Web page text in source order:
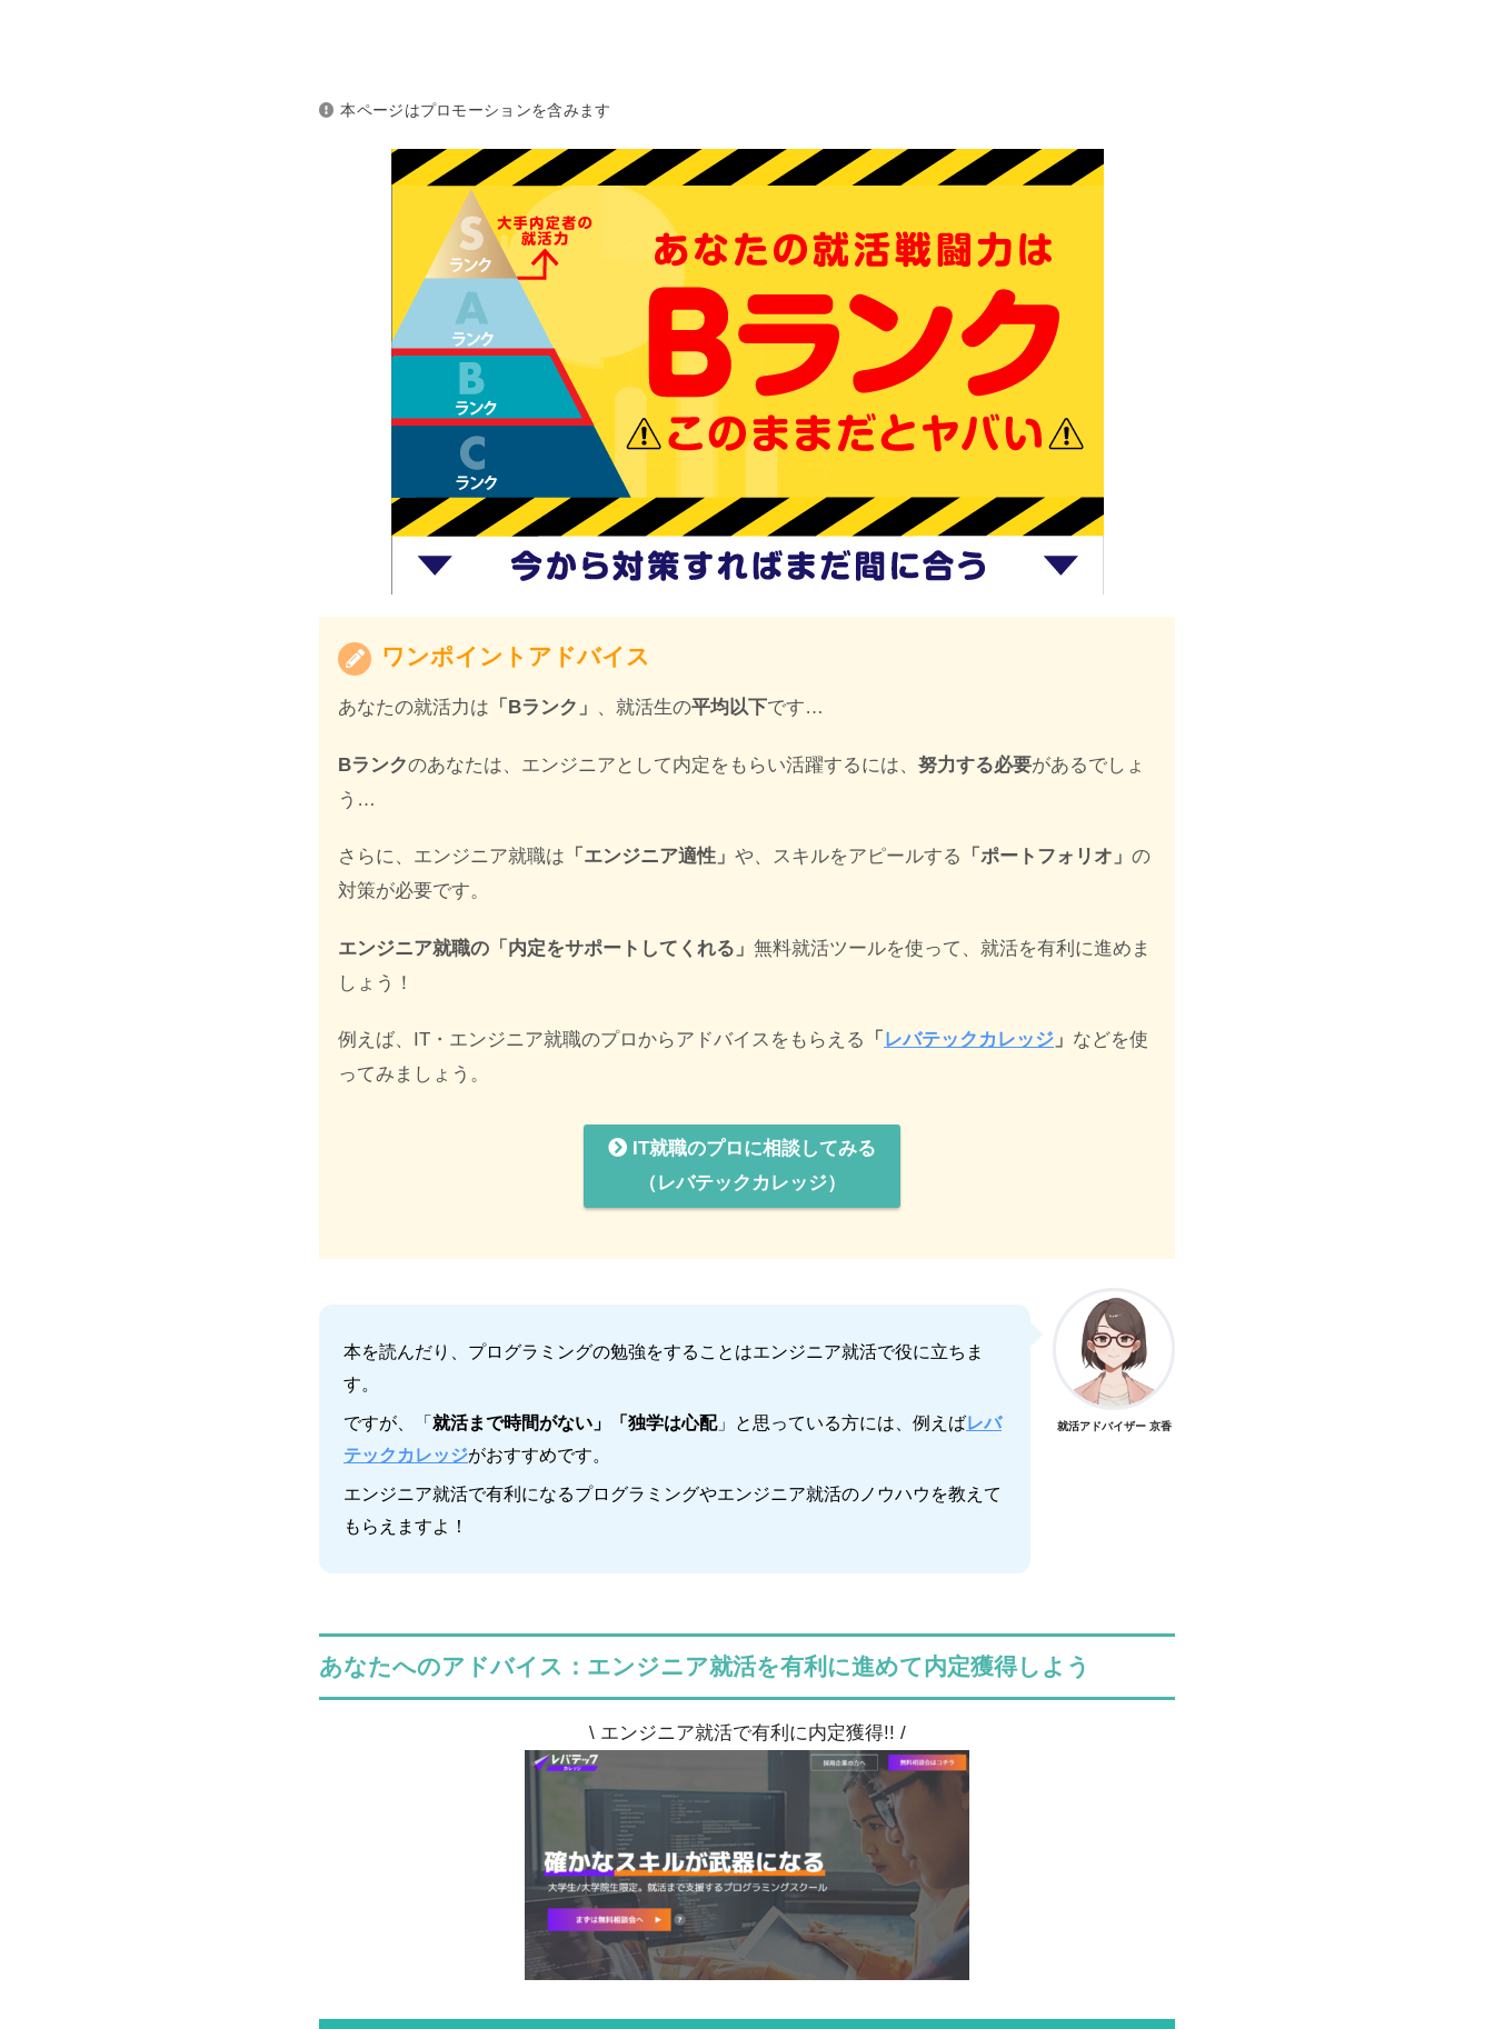
本ページはプロモーションを含みます
ワンポイントアドバイス
あなたの就活力は 「Bランク」 、就活生の平均以下です…
Bランクのあなたは、エンジニアとして内定をもらい活躍するには、努力する必要があるでしょ
う…
さらに、エンジニア就職は 「エンジニア適性」や、スキルをアピールする 「ポートフォリオ」の
対策が必要です。
エンジニア就職の「内定をサポートしてくれる」無料就活ツールを使って、就活を有利に進めま
しょう！
例えば、IT・エンジニア就職のプロからアドバイスをもらえる 「 レバテックカレッジ 」 などを使
ってみましょう。
IT就職のプロに相談してみる
（レバテックカレッジ）
本を読んだり、プログラミングの勉強をすることはエンジニア就活で役に立ちま
す。
ですが、「就活まで時間がない」「独学は心配」と思っている方には、例えばレバ
テックカレッジがおすすめです。
エンジニア就活で有利になるプログラミングやエンジニア就活のノウハウを教えて
もらえますよ！
就活アドバイザー 京香
あなたへのアドバイス：エンジニア就活を有利に進めて内定獲得しよう
\ エンジニア就活で有利に内定獲得!! /